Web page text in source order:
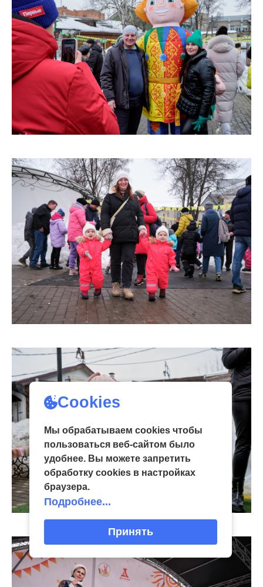
Cookies
Мы обрабатываем cookies чтобы
пользоваться веб-сайтом было
удобнее. Вы можете запретить
обработку сookies в настройках
браузера.
Подробнее...
Принять